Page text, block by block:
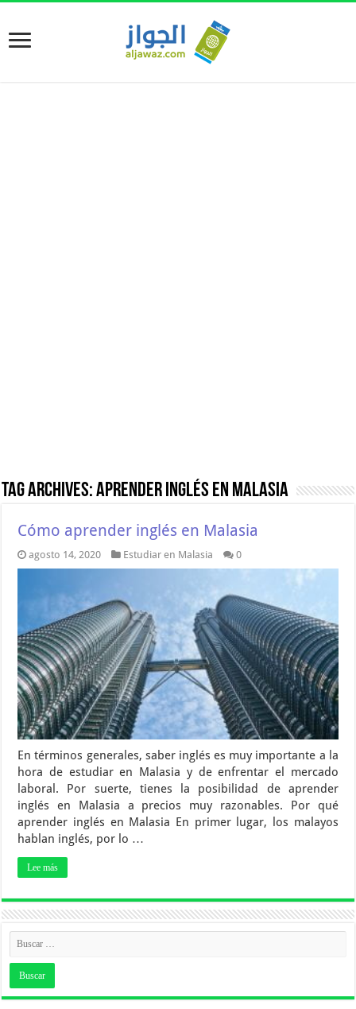
Tag Archives:aprender inglés en Malasia
Cómo aprender inglés en Malasia
agosto 14, 2020 Estudiar en Malasia 0
En términos generales, saber inglés es muy importante a la
hora de estudiar en Malasia y de enfrentar el mercado
laboral. Por suerte, tienes la posibilidad de aprender
inglés en Malasia a precios muy razonables. Por qué
aprender inglés en Malasia En primer lugar, los malayos
hablan inglés, por lo …
Lee más